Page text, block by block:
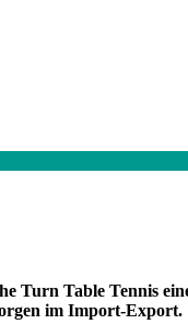
Turn Table Tennis
im Import-Export.